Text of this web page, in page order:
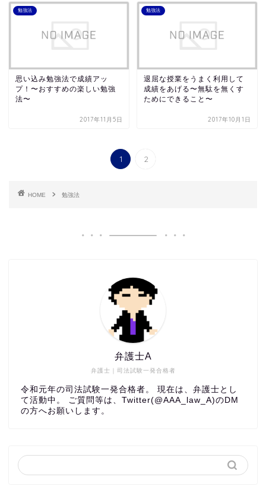
勉強法
思い込み勉強法で成績アッ
プ！〜おすすめの楽しい勉強
法〜
2017年11月5日
勉強法
退屈な授業をうまく利用して
成績をあげる〜無駄を無くす
ためにできること〜
2017年10月1日
1 2
HOME 勉強法
弁護士｜司法試験一発合格者
弁護士A
令和元年の司法試験一発合格者。 現在は、弁護士とし
て活動中。 ご質問等は、Twitter(@AAA_law_A)のDM
の方へお願いします。